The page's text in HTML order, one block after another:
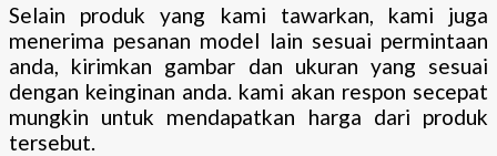
Selain produk yang kami tawarkan, kami juga
menerima pesanan model lain sesuai permintaan
anda, kirimkan gambar dan ukuran yang sesuai
dengan keinginan anda. kami akan respon secepat
mungkin untuk mendapatkan harga dari produk
tersebut.